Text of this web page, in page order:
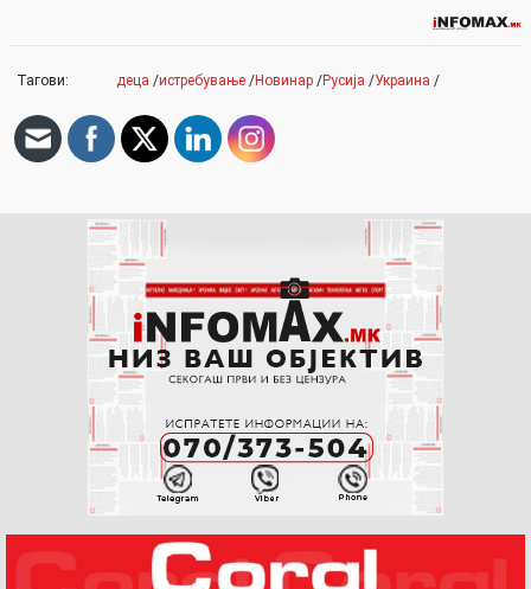
Тагови: деца /истребување /Новинар /Русија /Украина /